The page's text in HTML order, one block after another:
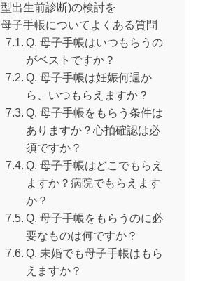
型出生前診断)の検討を
母子手帳についてよくある質問
Q. 母子手帳はいつもらうの
がベストですか？
Q. 母子手帳は妊娠何週か
ら、いつもらえますか？
Q. 母子手帳をもらう条件は
ありますか？心拍確認は必
須ですか？
Q. 母子手帳はどこでもらえ
ますか？病院でもらえます
か？
Q. 母子手帳をもらうのに必
要なものは何ですか？
Q. 未婚でも母子手帳はもら
えますか？